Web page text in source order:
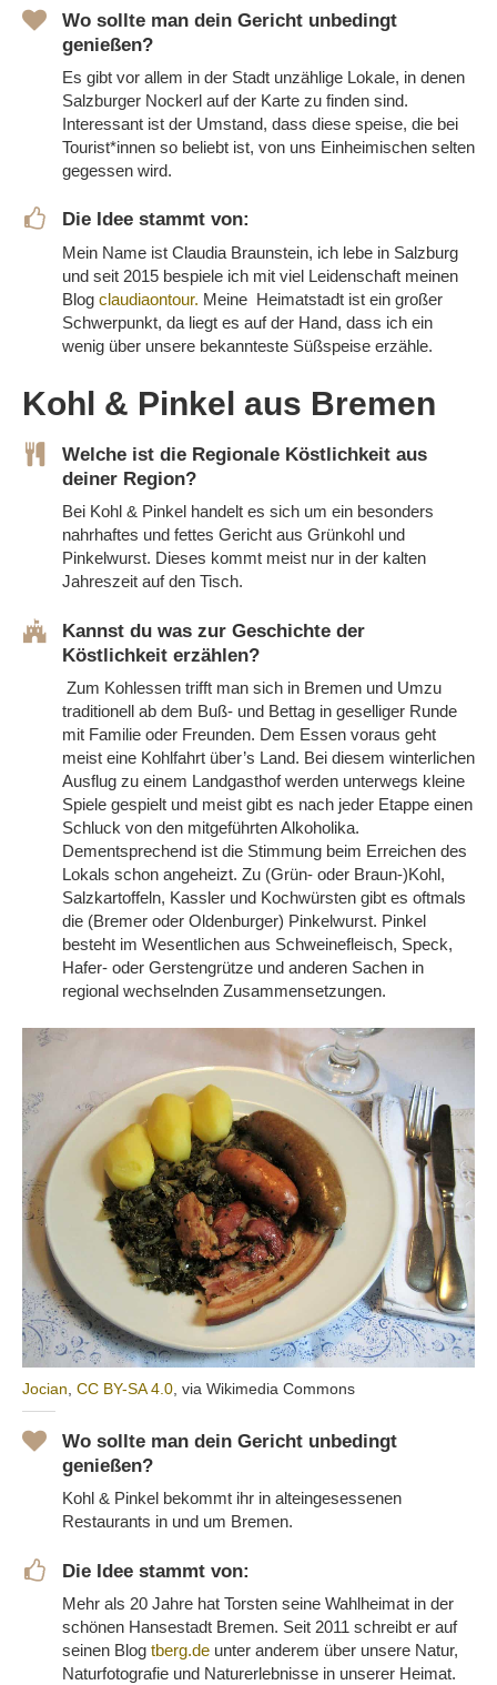
Wo sollte man dein Gericht unbedingt
genießen?
Es gibt vor allem in der Stadt unzählige Lokale, in denen
Salzburger Nockerl auf der Karte zu finden sind.
Interessant ist der Umstand, dass diese speise, die bei
Tourist*innen so beliebt ist, von uns Einheimischen selten
gegessen wird.
Die Idee stammt von:
Mein Name ist Claudia Braunstein, ich lebe in Salzburg
und seit 2015 bespiele ich mit viel Leidenschaft meinen
Blog claudiaontour. Meine Heimatstadt ist ein großer
Schwerpunkt, da liegt es auf der Hand, dass ich ein
wenig über unsere bekannteste Süßspeise erzähle.
Kohl & Pinkel aus Bremen
Welche ist die Regionale Köstlichkeit aus
deiner Region?
Bei Kohl & Pinkel handelt es sich um ein besonders
nahrhaftes und fettes Gericht aus Grünkohl und
Pinkelwurst. Dieses kommt meist nur in der kalten
Jahreszeit auf den Tisch.
Kannst du was zur Geschichte der
Köstlichkeit erzählen?
Zum Kohlessen trifft man sich in Bremen und Umzu
traditionell ab dem Buß- und Bettag in geselliger Runde
mit Familie oder Freunden. Dem Essen voraus geht
meist eine Kohlfahrt über’s Land. Bei diesem winterlichen
Ausflug zu einem Landgasthof werden unterwegs kleine
Spiele gespielt und meist gibt es nach jeder Etappe einen
Schluck von den mitgeführten Alkoholika.
Dementsprechend ist die Stimmung beim Erreichen des
Lokals schon angeheizt. Zu (Grün- oder Braun-)Kohl,
Salzkartoffeln, Kassler und Kochwürsten gibt es oftmals
die (Bremer oder Oldenburger) Pinkelwurst. Pinkel
besteht im Wesentlichen aus Schweinefleisch, Speck,
Hafer- oder Gerstengrütze und anderen Sachen in
regional wechselnden Zusammensetzungen.
Jocian CC BY-SA 4.0 , via Wikimedia Commons
Wo sollte man dein Gericht unbedingt
genießen?
Kohl & Pinkel bekommt ihr in alteingesessenen
Restaurants in und um Bremen.
Die Idee stammt von:
Mehr als 20 Jahre hat Torsten seine Wahlheimat in der
schönen Hansestadt Bremen. Seit 2011 schreibt er auf
seinen Blog tberg.de unter anderem über unsere Natur,
Naturfotografie und Naturerlebnisse in unserer Heimat.